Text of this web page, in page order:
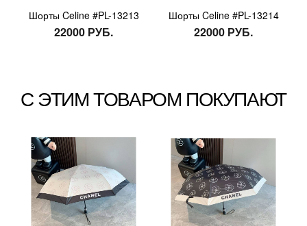
Шорты Celine #PL-13213
22000 РУБ.
Шорты Celine #PL-13214
22000 РУБ.
С ЭТИМ ТОВАРОМ ПОКУПАЮТ